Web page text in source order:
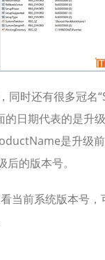
同时还有很多冠名
的日期代表的是升
是升级
的版本号。
当前系统版本号